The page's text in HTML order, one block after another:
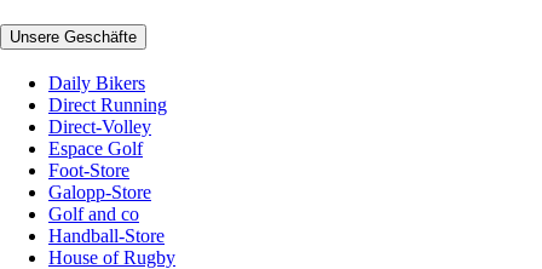
Unsere Geschäfte
Daily Bikers
Direct Running
Direct-Volley
Espace Golf
Foot-Store
Galopp-Store
Golf and co
Handball-Store
House of Rugby